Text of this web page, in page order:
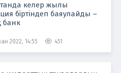
келер жылы
біртіндеп баяулайды –
банк
2022, 14:55 451